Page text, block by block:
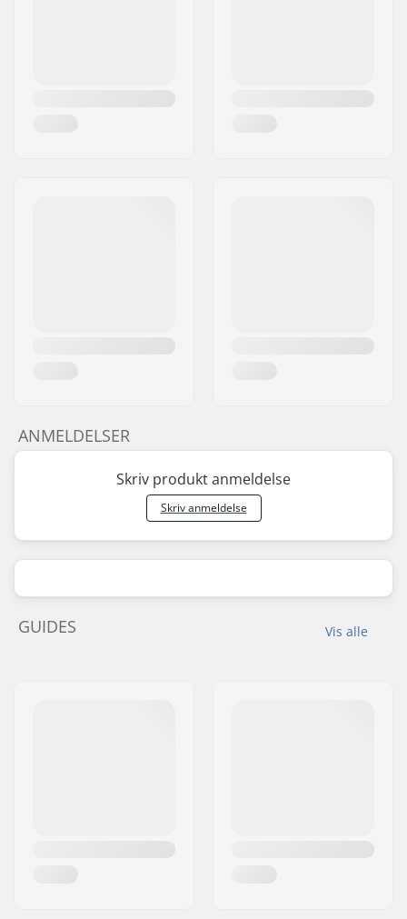
ANMELDELSER
Skriv produkt anmeldelse
Skriv anmeldelse
Vis alle
GUIDES